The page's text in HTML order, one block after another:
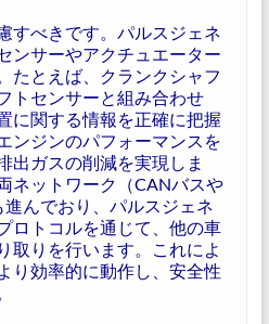
すべきです。パルスジェネ
ンサーやアクチュエーター
たとえば、クランクシャフ
トセンサーと組み合わせ
に関する情報を正確に把握
ンジンのパフォーマンスを
出ガスの削減を実現しま
ネットワーク（CANバスや
んでおり、パルスジェネ
ロトコルを通じて、他の車
取りを行います。これによ
り効率的に動作し、安全性